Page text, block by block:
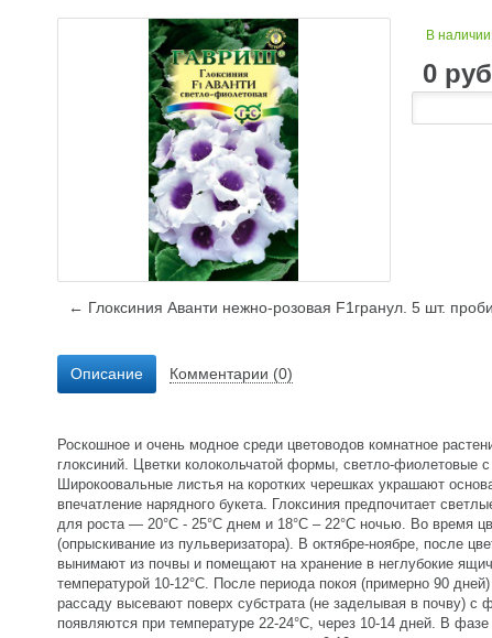
В
0 руб
← Глоксиния Аванти нежно-розовая F1гранул. 5 шт.
Описание Комментарии (0)
Роскошное и очень модное среди цветоводов комнатное
глоксиний. Цветки колокольчатой формы, светло-фиолетовые
Широкоовальные листья на коротких черешках украшают
впечатление нарядного букета. Глоксиния предпочитает
для роста — 20°С - 25°С днем и 18°С – 22°С ночью. Во время
(опрыскивание из пульверизатора). В октябре-ноябре, после
вынимают из почвы и помещают на хранение в неглубокие
температурой 10-12°С. После периода покоя (примерно 90
рассаду высевают поверх субстрата (не заделывая в почву)
появляются при температуре 22-24°С, через 10-14 дней. В